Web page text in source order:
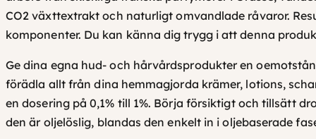
CO2 växttextrakt och naturligt omvandlade råvaror.
komponenter. Du kan känna dig trygg i att denna
Ge dina egna hud- och hårvårdsprodukter en
förädla allt från dina hemmagjorda krämer, lotions,
en dosering på 0,1% till 1%. Börja försiktigt och tillsätt
den är oljelöslig, blandas den enkelt in i oljebaserade